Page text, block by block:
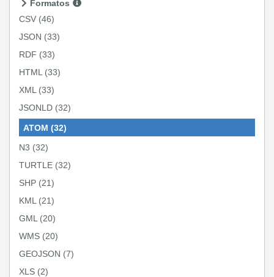
Formatos
CSV (46)
JSON (33)
RDF (33)
HTML (33)
XML (33)
JSONLD (32)
ATOM (32)
N3 (32)
TURTLE (32)
SHP (21)
KML (21)
GML (20)
WMS (20)
GEOJSON (7)
XLS (2)